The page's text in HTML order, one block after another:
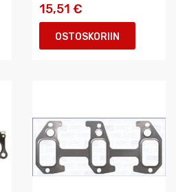
15,51 €
OSTOSKORIIN